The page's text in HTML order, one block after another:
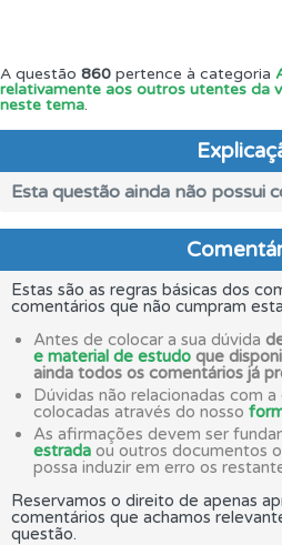
A questão 860 pertence à categoria
relativamente aos outros utentes da
neste tema.
Esta questão ainda não possui
Estas são as regras básicas dos
comentários que não cumpram
Antes de colocar a sua dúvida
e material de estudo que
ainda todos os comentários já
Dúvidas não relacionadas com
colocadas através do nosso
As afirmações devem ser
estrada ou outros documentos
possa induzir em erro os
Reservamos o direito de apenas
comentários que achamos
questão.